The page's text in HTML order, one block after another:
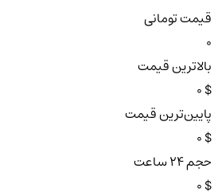
قیمت تومانی
بالاترین قیمت
$ 0
پایین‌ترین قیمت
$ 0
حجم ۲۴ ساعت
$ 0